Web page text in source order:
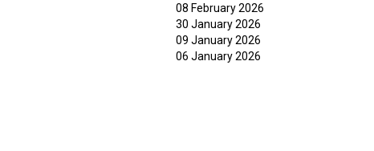
08 February 2026
30 January 2026
09 January 2026
06 January 2026